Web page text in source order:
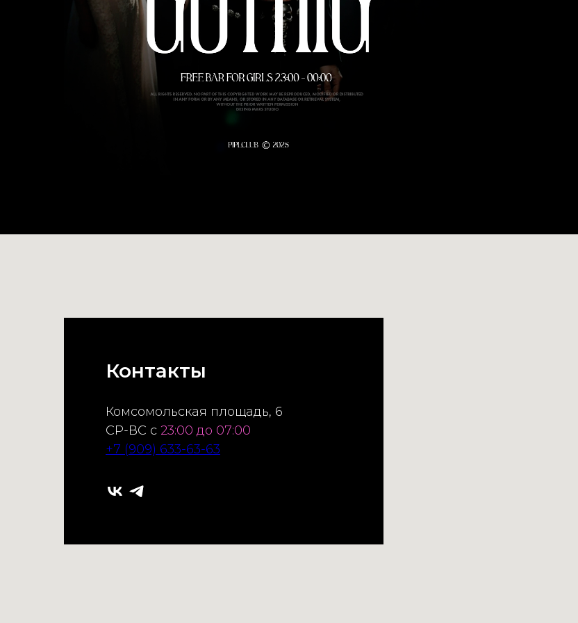
Контакты
Комсомольская площадь, 6
СР-ВС с 23:00 до 07:00
+7 (909) 633-63-63